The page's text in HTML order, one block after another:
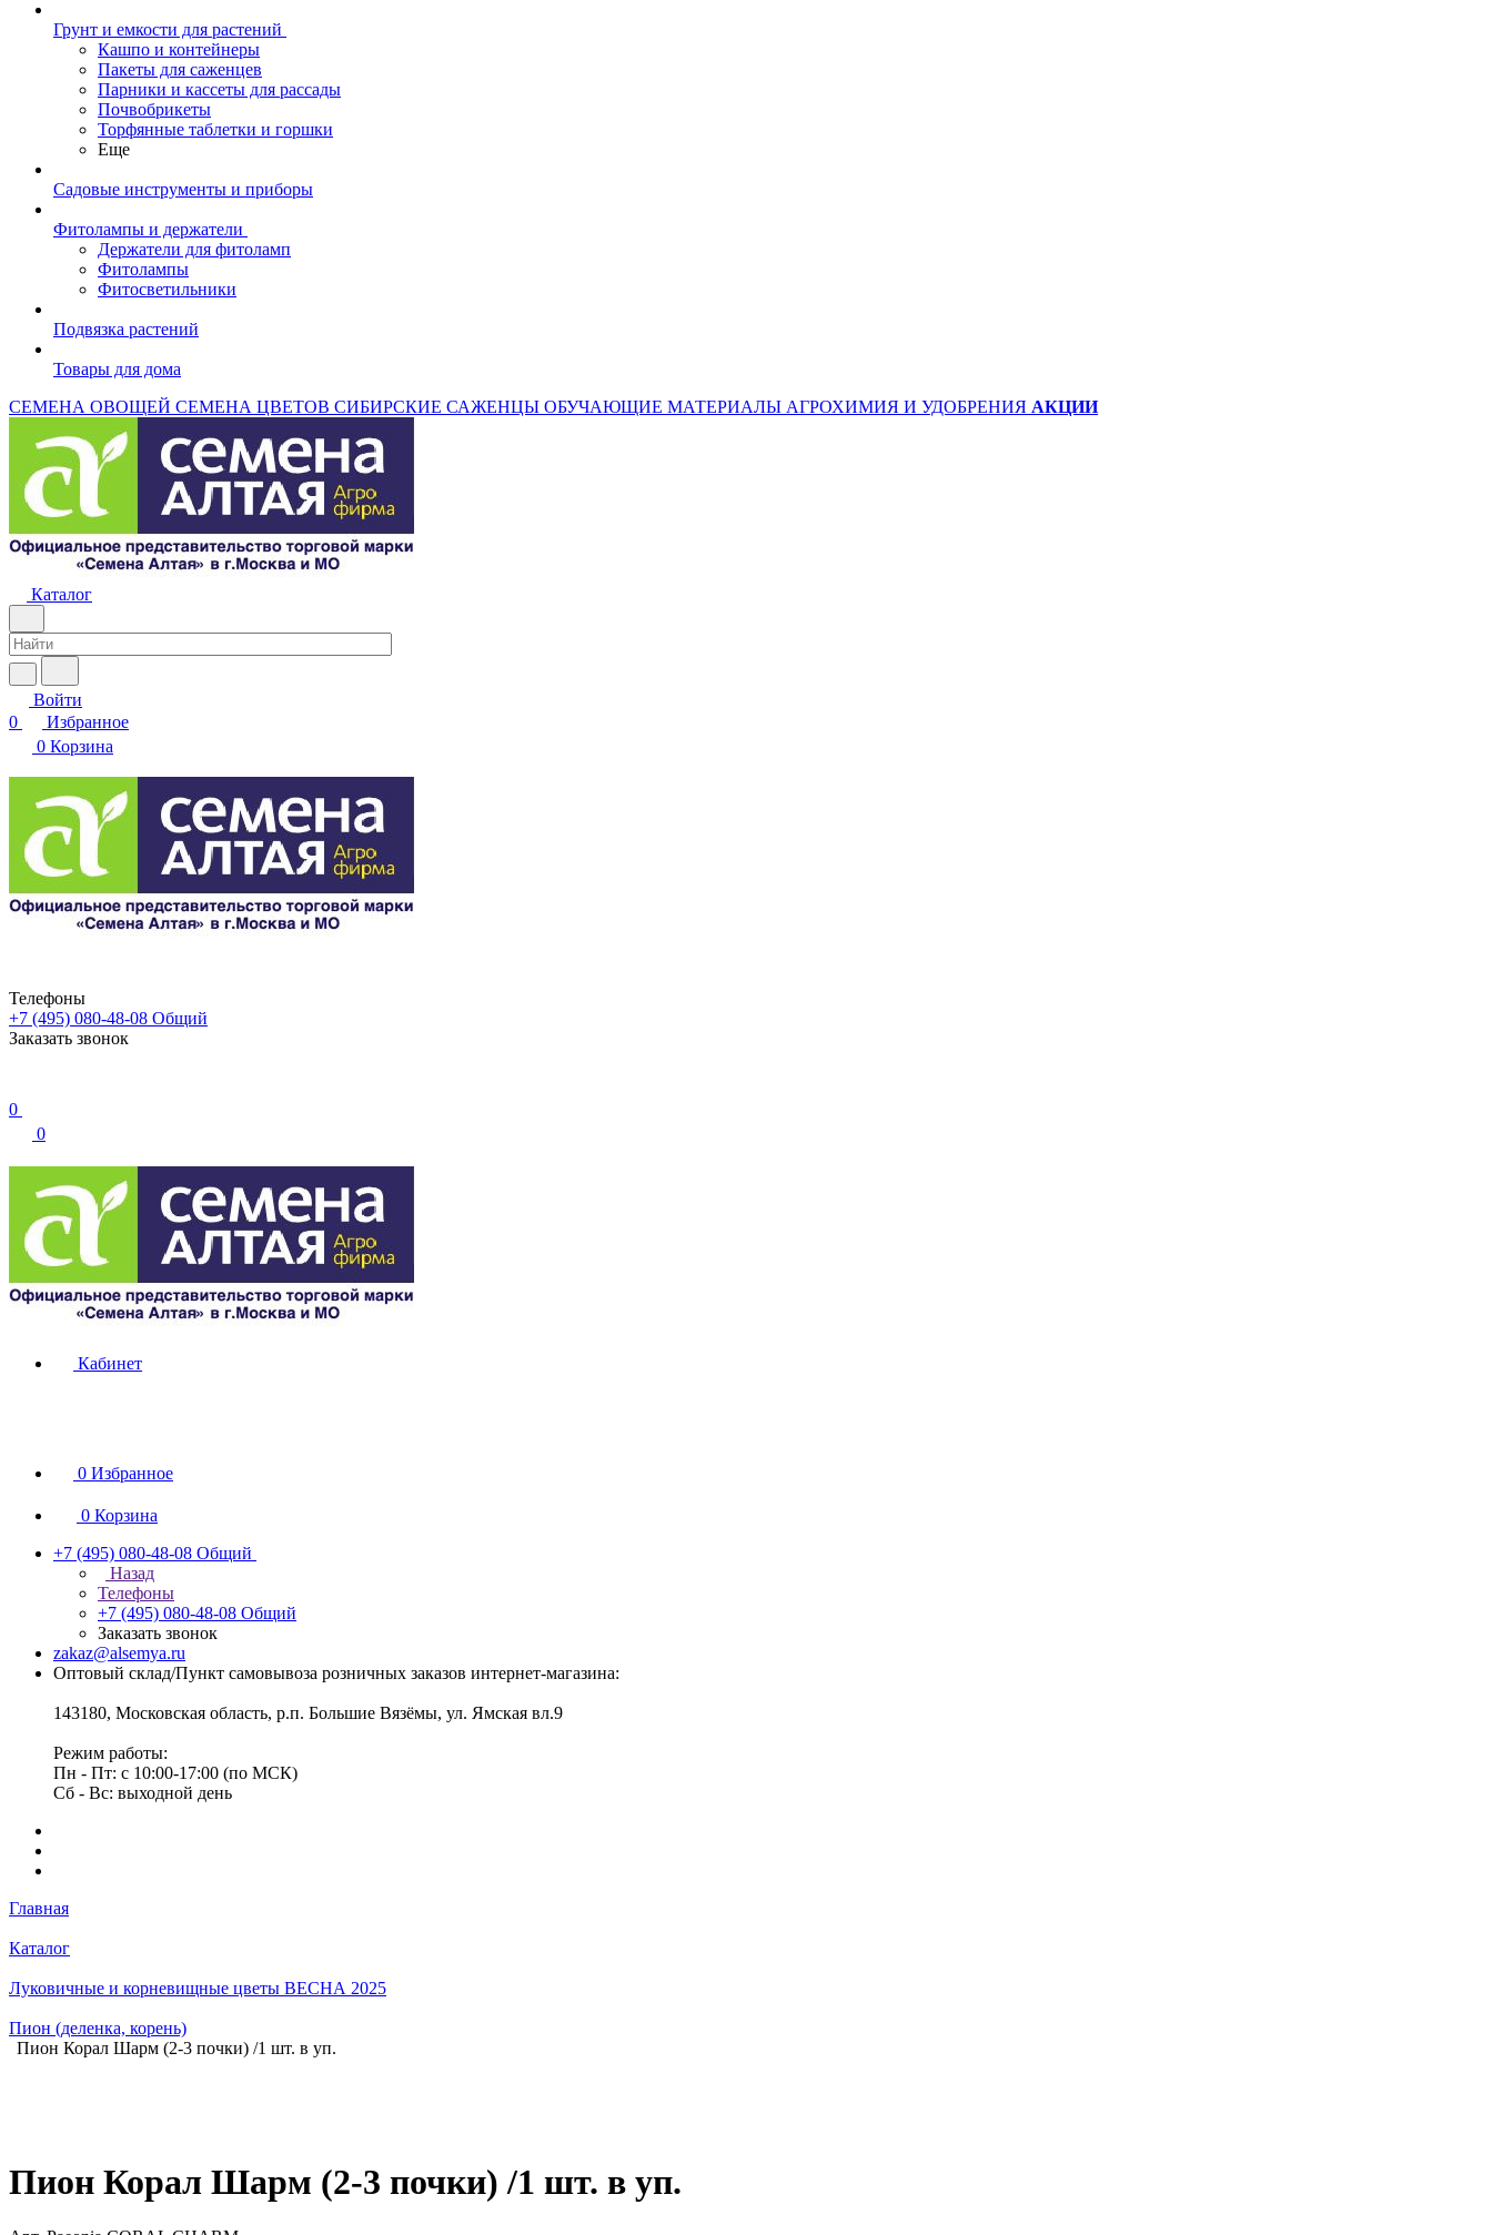
Грунт и емкости для растений
Кашпо и контейнеры
Пакеты для саженцев
Парники и кассеты для рассады
Почвобрикеты
Торфянные таблетки и горшки
Еще
Садовые инструменты и приборы
Фитолампы и держатели
Держатели для фитоламп
Фитолампы
Фитосветильники
Подвязка растений
Товары для дома
СЕМЕНА ОВОЩЕЙ СЕМЕНА ЦВЕТОВ СИБИРСКИЕ САЖЕНЦЫ ОБУЧАЮЩИЕ МАТЕРИАЛЫ АГРОХИМИЯ И УДОБРЕНИЯ АКЦИИ
Каталог
Войти
0
Избранное
0 Корзина
Телефоны
+7 (495) 080-48-08 Общий
Заказать звонок
0
0
Кабинет
0 Избранное
0 Корзина
+7 (495) 080-48-08 Общий
Назад
Телефоны
+7 (495) 080-48-08 Общий
Заказать звонок
zakaz@alsemya.ru
Оптовый склад/Пункт самовывоза розничных заказов интернет-магазина:
143180, Московская область, р.п. Большие Вязёмы, ул. Ямская вл.9
Режим работы:
Пн - Пт: с 10:00-17:00 (по МСК)
Сб - Вс: выходной день
Главная
Каталог
Луковичные и корневищные цветы ВЕСНА 2025
Пион (деленка, корень)
Пион Корал Шарм (2-3 почки) /1 шт. в уп.
Пион Корал Шарм (2-3 почки) /1 шт. в уп.